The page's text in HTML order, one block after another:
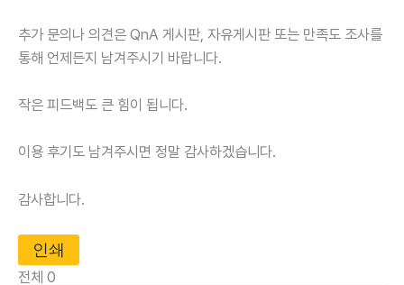
추가 문의나 의견은 QnA 게시판, 자유게시판 또는 만족도 조사를
통해 언제든지 남겨주시기 바랍니다.
작은 피드백도 큰 힘이 됩니다.
이용 후기도 남겨주시면 정말 감사하겠습니다.
감사합니다.
인쇄
전체 0